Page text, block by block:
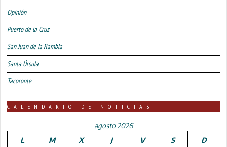
Opinión
Puerto de la Cruz
San Juan de la Rambla
Santa Úrsula
Tacoronte
CALENDARIO DE NOTICIAS
agosto 2026
L
M X J V S D